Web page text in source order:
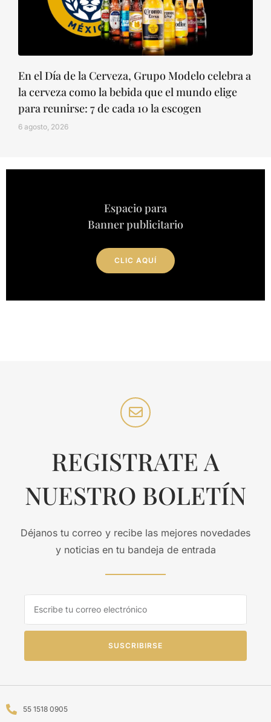
En el Día de la Cerveza, Grupo Modelo celebra a
la cerveza como la bebida que el mundo elige
para reunirse: 7 de cada 10 la escogen
6 agosto, 2026
Espacio para
Banner publicitario
CLIC AQUÍ
REGISTRATE A
NUESTRO BOLETÍN
Déjanos tu correo y recibe las mejores novedades
y noticias en tu bandeja de entrada
SUSCRIBIRSE
55 1518 0905